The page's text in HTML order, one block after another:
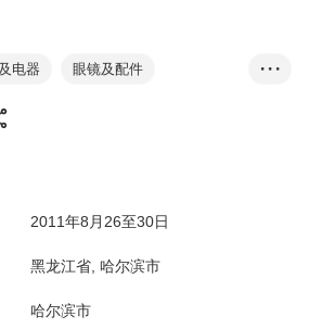
电器
眼镜及配件
• • •
2011年8月26至30日
黑龙江省, 哈尔滨市
哈尔滨市